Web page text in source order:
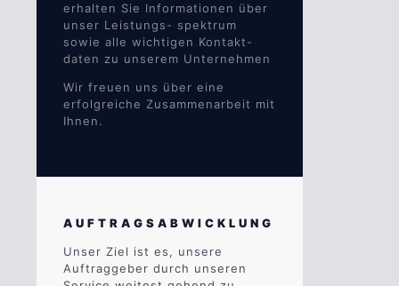
erhalten Sie Informationen über
unser Leistungs- spektrum
sowie alle wichtigen Kontakt-
daten zu unserem Unternehmen
Wir freuen uns über eine
erfolgreiche Zusammenarbeit mit
Ihnen.
AUFTRAGSABWICKLUNG
Unser Ziel ist es, unsere
Auftraggeber durch unseren